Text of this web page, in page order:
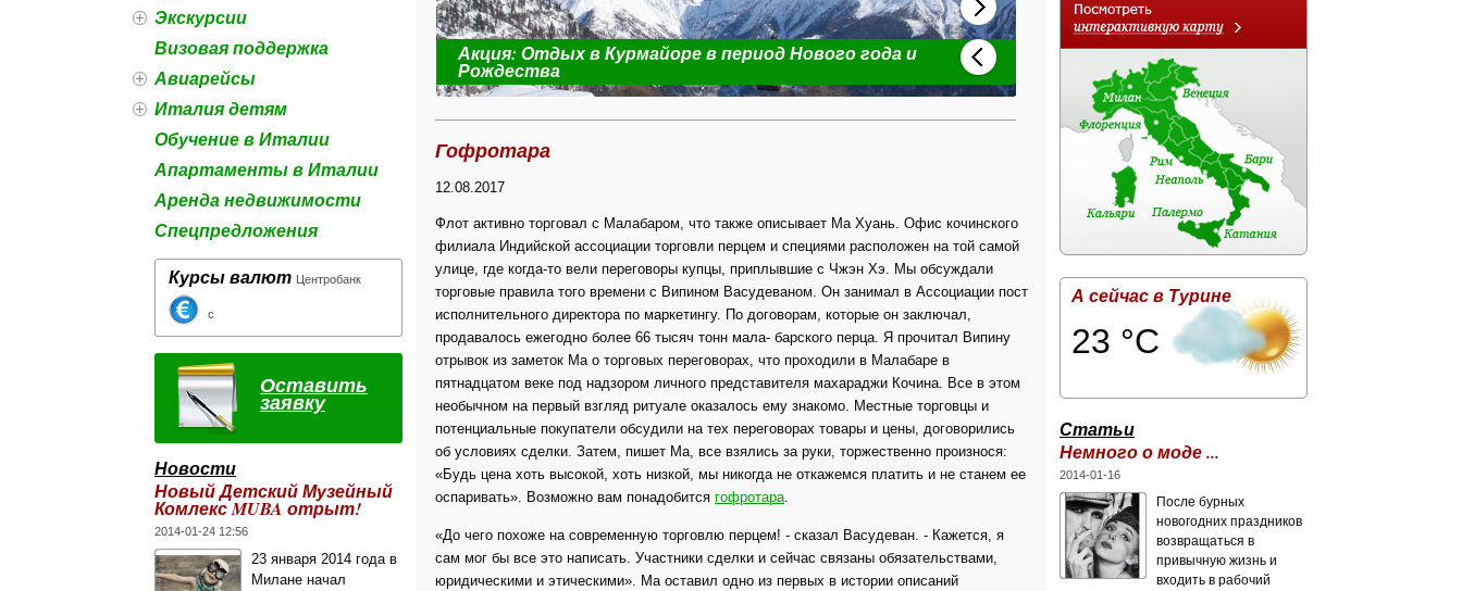
Экскурсии
Визовая поддержка
Авиарейсы
Италия детям
Обучение в Италии
Апартаменты в Италии
Аренда недвижимости
Спецпредложения
Курсы валют Центробанк
с
Оставить
заявку
Новости
Новый Детский Музейный
Комлекс MUBA отрыт!
2014-01-24 12:56
23 января 2014 года в
Милане начал
ведут в Рим с 28 декабря
Акция: Отдых в Курмайоре в период Нового года и
Рождества Акция: Детские каникулы в Апулии!
Гофротара
12.08.2017
Флот активно торговал с Малабаром, что также описывает Ма Хуань. Офис кочинского
филиала Индийской ассоциации торговли перцем и специями расположен на той самой
улице, где когда-то вели переговоры купцы, приплывшие с Чжэн Хэ. Мы обсуждали
торговые правила того времени с Випином Васудеваном. Он занимал в Ассоциации пост
исполнительного директора по маркетингу. По договорам, которые он заключал,
продавалось ежегодно более 66 тысяч тонн мала- барского перца. Я прочитал Випину
отрывок из заметок Ма о торговых переговорах, что проходили в Малабаре в
пятнадцатом веке под надзором личного представителя махараджи Кочина. Все в этом
необычном на первый взгляд ритуале оказалось ему знакомо. Местные торговцы и
потенциальные покупатели обсудили на тех переговорах товары и цены, договорились
об условиях сделки. Затем, пишет Ма, все взялись за руки, торжественно произнося:
«Будь цена хоть высокой, хоть низкой, мы никогда не откажемся платить и не станем ее
оспаривать». Возможно вам понадобится гофротара.
«До чего похоже на современную торговлю перцем! - сказал Васудеван. - Кажется, я
сам мог бы все это написать. Участники сделки и сейчас связаны обязательствами,
юридическими и этическими». Ма оставил одно из первых в истории описаний
А сейчас в Турине
23 °C
Статьи
Немного о моде ...
2014-01-16
После бурных
новогодних праздников
возвращаться в
привычную жизнь и
входить в рабочий